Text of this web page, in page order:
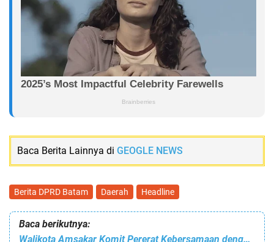
Baca Berita Lainnya di GEOGLE NEWS
Berita DPRD Batam Daerah Headline
Baca berikutnya:
Walikota Amsakar Komit Pererat Kebersamaan dengan Bersahaja